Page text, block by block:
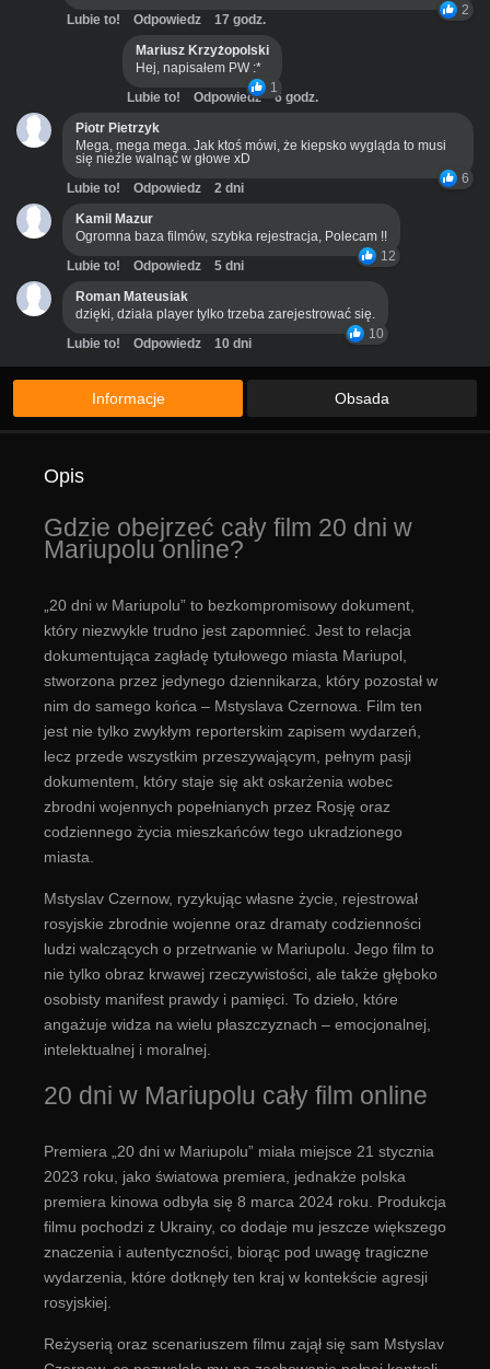
2
Lubie to! Odpowiedz
17 godz.
Mariusz Krzyżopolski
Hej, napisałem PW :*
1
Lubie to! Odpowiedz
6 godz.
Piotr Pietrzyk
Mega, mega mega. Jak ktoś mówi, że kiepsko wygląda to musi
się nieźle walnąć w głowe xD
6
Lubie to! Odpowiedz
2 dni
Kamil Mazur
Ogromna baza filmów, szybka rejestracja, Polecam !!
12
Lubie to! Odpowiedz
5 dni
Roman Mateusiak
dzięki, działa player tylko trzeba zarejestrować się.
10
Lubie to! Odpowiedz 10 dni
Informacje Obsada
Opis
Gdzie obejrzeć cały film 20 dni w
Mariupolu online?
„20 dni w Mariupolu” to bezkompromisowy dokument,
który niezwykle trudno jest zapomnieć. Jest to relacja
dokumentująca zagładę tytułowego miasta Mariupol,
stworzona przez jedynego dziennikarza, który pozostał w
nim do samego końca – Mstyslava Czernowa. Film ten
jest nie tylko zwykłym reporterskim zapisem wydarzeń,
lecz przede wszystkim przeszywającym, pełnym pasji
dokumentem, który staje się akt oskarżenia wobec
zbrodni wojennych popełnianych przez Rosję oraz
codziennego życia mieszkańców tego ukradzionego
miasta.
Mstyslav Czernow, ryzykując własne życie, rejestrował
rosyjskie zbrodnie wojenne oraz dramaty codzienności
ludzi walczących o przetrwanie w Mariupolu. Jego film to
nie tylko obraz krwawej rzeczywistości, ale także głęboko
osobisty manifest prawdy i pamięci. To dzieło, które
angażuje widza na wielu płaszczyznach – emocjonalnej,
intelektualnej i moralnej.
20 dni w Mariupolu cały film online
Premiera „20 dni w Mariupolu” miała miejsce 21 stycznia
2023 roku, jako światowa premiera, jednakże polska
premiera kinowa odbyła się 8 marca 2024 roku. Produkcja
filmu pochodzi z Ukrainy, co dodaje mu jeszcze większego
znaczenia i autentyczności, biorąc pod uwagę tragiczne
wydarzenia, które dotknęły ten kraj w kontekście agresji
rosyjskiej.
Reżyserią oraz scenariuszem filmu zajął się sam Mstyslav